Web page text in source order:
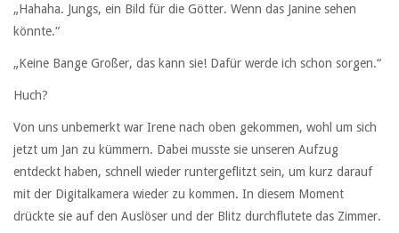
„Hahaha. Jungs, ein Bild für die Götter. Wenn das Janine sehen
könnte.“
„Keine Bange Großer, das kann sie! Dafür werde ich schon sorgen.“
Huch?
Von uns unbemerkt war Irene nach oben gekommen, wohl um sich
jetzt um Jan zu kümmern. Dabei musste sie unseren Aufzug
entdeckt haben, schnell wieder runtergeflitzt sein, um kurz darauf
mit der Digitalkamera wieder zu kommen. In diesem Moment
drückte sie auf den Auslöser und der Blitz durchflutete das Zimmer.